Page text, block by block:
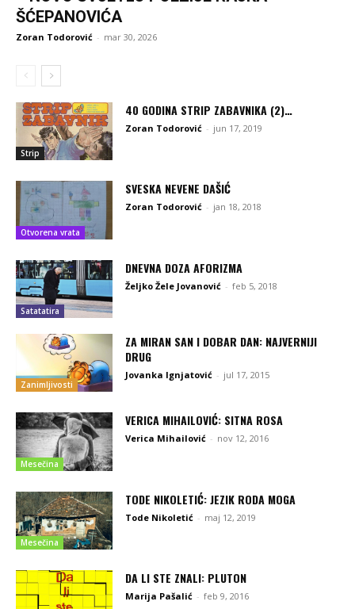
ŠĆEPANOVIĆA
Zoran Todorović - mar 30, 2026
Strip
40 GODINA STRIP ZABAVNIKA (2)…
Zoran Todorović - jun 17, 2019
Otvorena vrata
SVESKA NEVENE DAŠIĆ
Zoran Todorović - jan 18, 2018
Satatatira
DNEVNA DOZA AFORIZMA
Željko Žele Jovanović - feb 5, 2018
Zanimljivosti
ZA MIRAN SAN I DOBAR DAN: NAJVERNIJI
DRUG
Jovanka Ignjatović - jul 17, 2015
Mesečina
VERICA MIHAILOVIĆ: SITNA ROSA
Verica Mihailović - nov 12, 2016
Mesečina
TODE NIKOLETIĆ: JEZIK RODA MOGA
Tode Nikoletić - maj 12, 2019
DA LI STE ZNALI: PLUTON
Marija Pašalić - feb 9, 2016